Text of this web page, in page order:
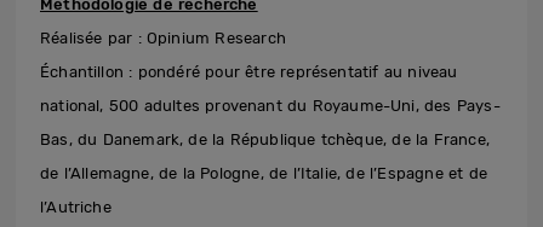
Méthodologie de recherche
Réalisée par : Opinium Research
Échantillon : pondéré pour être représentatif au niveau
national, 500 adultes provenant du Royaume-Uni, des Pays-
Bas, du Danemark, de la République tchèque, de la France,
de l’Allemagne, de la Pologne, de l’Italie, de l’Espagne et de
l’Autriche